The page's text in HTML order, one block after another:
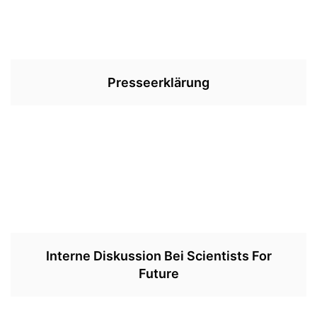
Presseerklärung
Interne Diskussion Bei Scientists For
Future